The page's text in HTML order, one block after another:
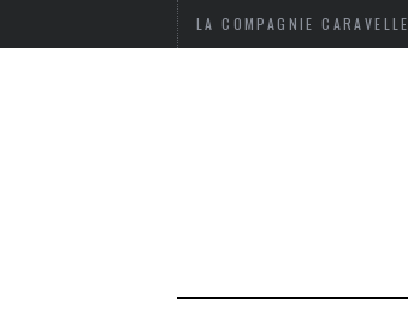
LA COMPAGNIE CARAVELLE